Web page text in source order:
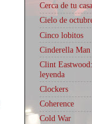
Cerca de tu casa
Cielo de
Cinco lobitos
Cinderella Man
Clint
leyenda
Clockers
Coherence
Cold War